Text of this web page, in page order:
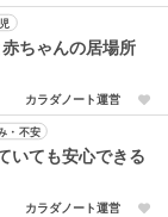
ちゃんの居場所
カラダノート運営
・不安
いても安心できる
カラダノート運営